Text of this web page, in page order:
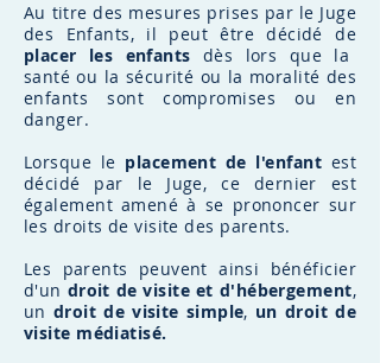
Au titre des mesures prises par le Juge
des Enfants, il peut être décidé de
placer les enfants dès lors que la
santé ou la sécurité ou la moralité des
enfants sont compromises ou en
danger.
Lorsque le placement de l'enfant est
décidé par le Juge, ce dernier est
également amené à se prononcer sur
les droits de visite des parents.
Les parents peuvent ainsi bénéficier
d'un droit de visite et d'hébergement,
un droit de visite simple, un droit de
visite médiatisé.